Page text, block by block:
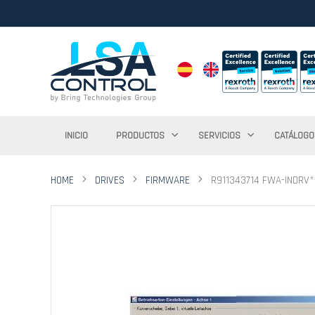
INICIO PRODUCTOS SERVICIOS
HOME DRIVES FIRMWARE R911343714 FWA-